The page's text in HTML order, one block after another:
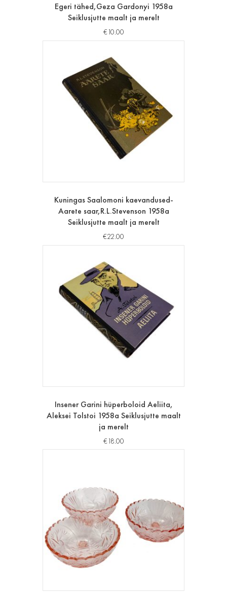
Egeri tähed,Geza Gardonyi 1958a
Seiklusjutte maalt ja merelt
€10.00
Kuningas Saalomoni kaevandused-
Aarete saar,R.L.Stevenson 1958a
Seiklusjutte maalt ja merelt
€22.00
Insener Garini hüperboloid Aeliita,
Aleksei Tolstoi 1958a Seiklusjutte maalt
ja merelt
€18.00